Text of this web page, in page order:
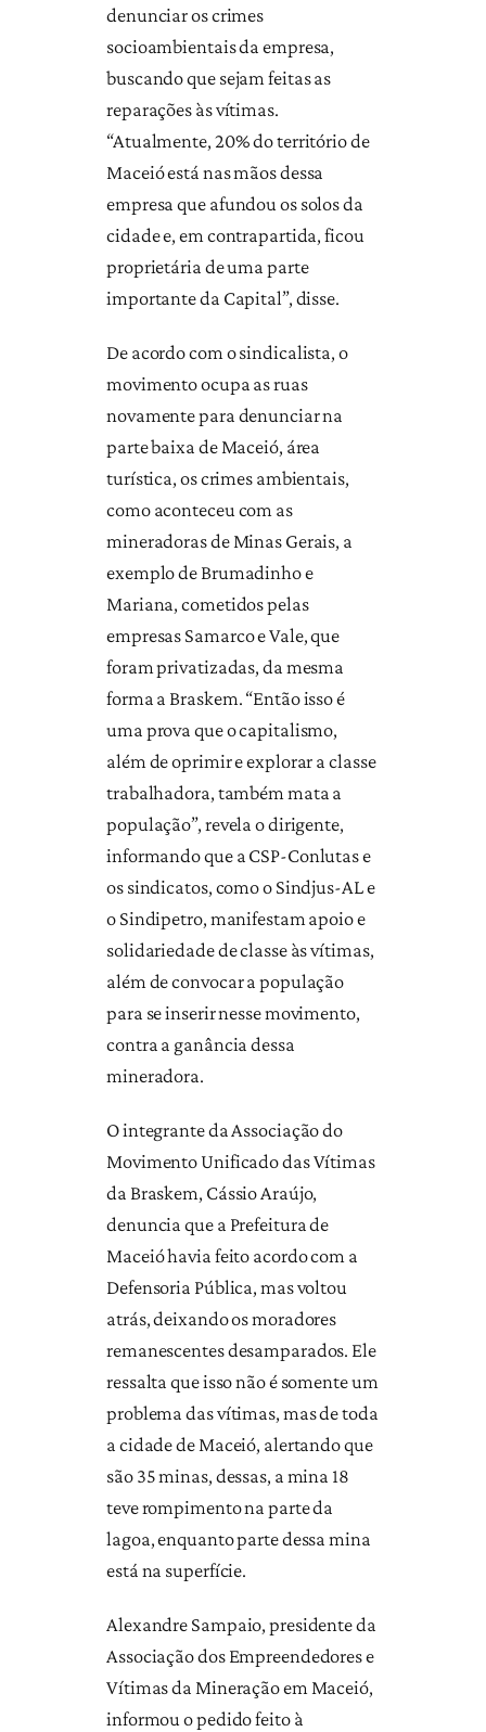
denunciar os crimes
socioambientais da empresa,
buscando que sejam feitas as
reparações às vítimas.
“Atualmente, 20% do território de
Maceió está nas mãos dessa
empresa que afundou os solos da
cidade e, em contrapartida, ficou
proprietária de uma parte
importante da Capital”, disse.
De acordo com o sindicalista, o
movimento ocupa as ruas
novamente para denunciar na
parte baixa de Maceió, área
turística, os crimes ambientais,
como aconteceu com as
mineradoras de Minas Gerais, a
exemplo de Brumadinho e
Mariana, cometidos pelas
empresas Samarco e Vale, que
foram privatizadas, da mesma
forma a Braskem. “Então isso é
uma prova que o capitalismo,
além de oprimir e explorar a classe
trabalhadora, também mata a
população”, revela o dirigente,
informando que a CSP-Conlutas e
os sindicatos, como o Sindjus-AL e
o Sindipetro, manifestam apoio e
solidariedade de classe às vítimas,
além de convocar a população
para se inserir nesse movimento,
contra a ganância dessa
mineradora.
O integrante da Associação do
Movimento Unificado das Vítimas
da Braskem, Cássio Araújo,
denuncia que a Prefeitura de
Maceió havia feito acordo com a
Defensoria Pública, mas voltou
atrás, deixando os moradores
remanescentes desamparados. Ele
ressalta que isso não é somente um
problema das vítimas, mas de toda
a cidade de Maceió, alertando que
são 35 minas, dessas, a mina 18
teve rompimento na parte da
lagoa, enquanto parte dessa mina
está na superfície.
Alexandre Sampaio, presidente da
Associação dos Empreendedores e
Vítimas da Mineração em Maceió,
informou o pedido feito à